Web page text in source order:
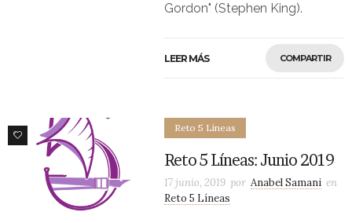
Gordon" (Stephen King).
LEER MÁS COMPARTIR
2
Reto 5 Líneas
Reto 5 Líneas: Junio 2019
17 junio, 2019 por Anabel Samani en
Reto 5 Líneas